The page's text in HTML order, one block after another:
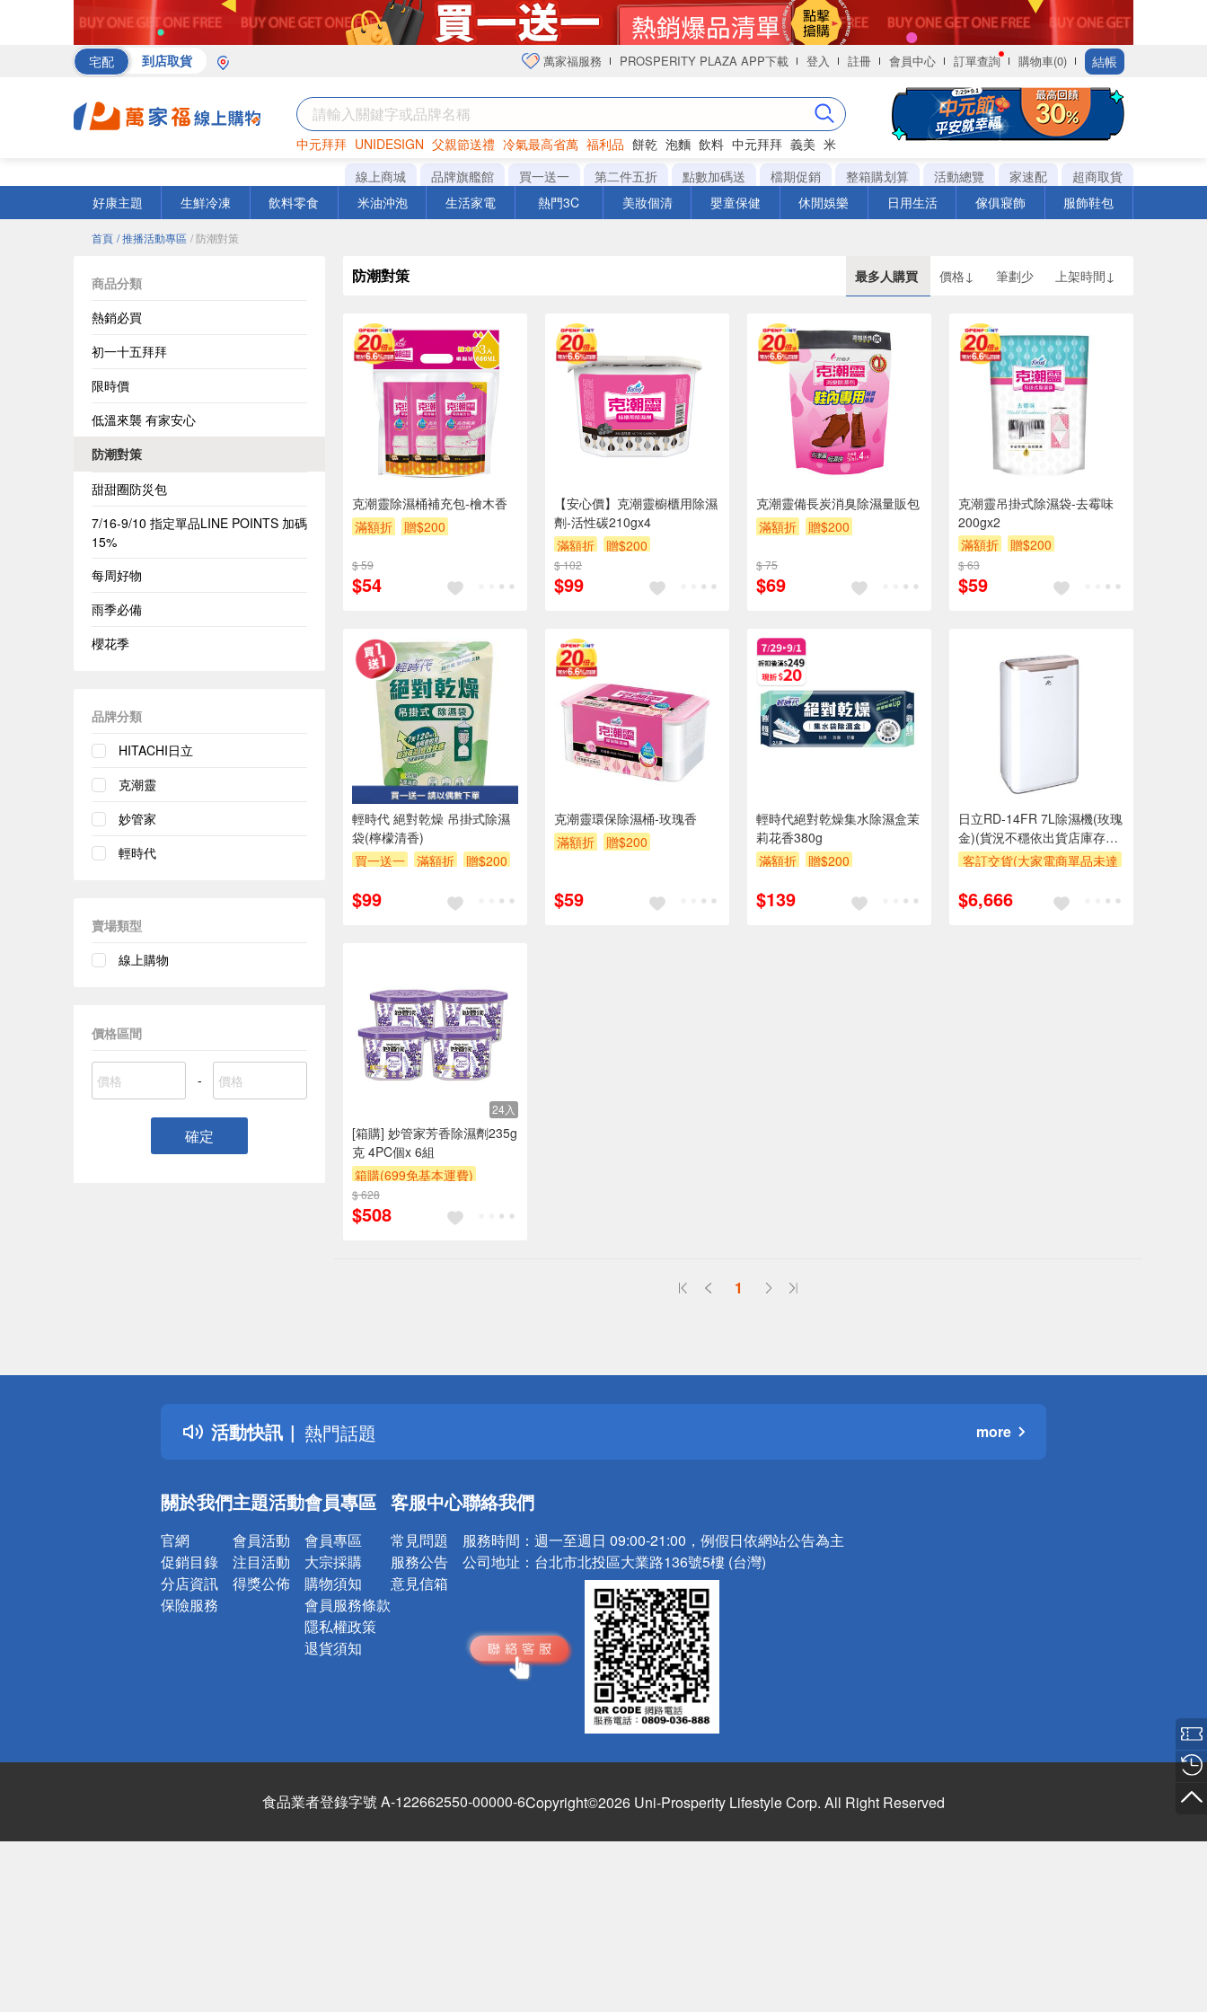
宅配 到店取貨 萬家福服務 PROSPERITY PLAZA APP下載 登入 註冊 會員中心 訂單查詢 購物車(0) 結帳
中元拜拜 UNIDESIGN 父親節送禮 冷氣最高省萬 福利品 餅乾 泡麵 飲料 中元拜拜 義美 米
巧克力 罐頭 衛生紙
線上商城 品牌旗艦館 買一送一 第二件五折 點數加碼送 檔期促銷 整箱購划算 活動總覽 家速配
超商取貨
好康主題
生鮮冷凍 飲料零食 米油沖泡 生活家電 熱門3C 美妝個清 嬰童保健 休閒娛樂 日用生活 傢俱寢飾 服飾鞋包
首頁 / 推播活動專區 / 防潮對策
商品分類
熱銷必買
初一十五拜拜
限時價
低溫來襲 有家安心
防潮對策
甜甜圈防災包
7/16-9/10 指定單品LINE POINTS 加碼
15%
每周好物
雨季必備
櫻花季
品牌分類
HITACHI日立
克潮靈
妙管家
輕時代
賣場類型
線上購物
價格區間
-
確定
防潮對策 最多人購買 價格↓ 筆劃少 上架時間↓
克潮靈除濕桶補充包-檜木香
滿額折
贈$200
$ 59
$54
【安心價】克潮靈櫥櫃用除濕
劑-活性碳210gx4
滿額折
贈$200
$ 102
$99
克潮靈備長炭消臭除濕量販包
滿額折
贈$200
$ 75
$69
克潮靈吊掛式除濕袋-去霉味
200gx2
滿額折
贈$200
$ 63
$59
輕時代 絕對乾燥 吊掛式除濕
袋(檸檬清香)
買一送一
滿額折 贈$200
$99
克潮靈環保除濕桶-玫瑰香
滿額折
贈$200
$59
輕時代絕對乾燥集水除濕盒茉
莉花香380g
滿額折
贈$200
$139
日立RD-14FR 7L除濕機(玫瑰
金)(貨況不穩依出貨店庫存量
販售，暫不開放預購)
客訂交貨(大家電商單品未達
安裝跨區費另計,實際收費以
$6,666
24入
[箱購] 妙管家芳香除濕劑235g
克 4PC個x 6組
箱購(699免基本運費)
贈$200
$ 628
$508
1
活動快訊
詐騙網頁！請小心！
得獎公告
熱門話題
銀行優惠
詐騙網頁！請小心！
more
關於我們
官網
促銷目錄
分店資訊
保險服務
主題活動
會員活動
注目活動
得獎公佈
會員專區
會員專區
大宗採購
購物須知
會員服務條款
隱私權政策
退貨須知
客服中心
常見問題
服務公告
意見信箱
聯絡我們
服務時間： 週一至週日 09:00-21:00，例假日依網站公告為主
公司地址： 台北市北投區大業路136號5樓 (台灣)
食品業者登錄字號 A-122662550-00000-6Copyright©2026 Uni-Prosperity Lifestyle Corp. All Right Reserved